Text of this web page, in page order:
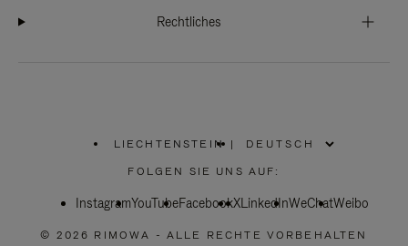
Rechtliches
LIECHTENSTEIN
WÄHLEN
SIE
REGION
|
FOLGEN SIE UNS AUF:
InstagramYouTubeFacebookXLinkedInWeChatWeibo
© 2026 RIMOWA - ALLE RECHTE VORBEHALTEN